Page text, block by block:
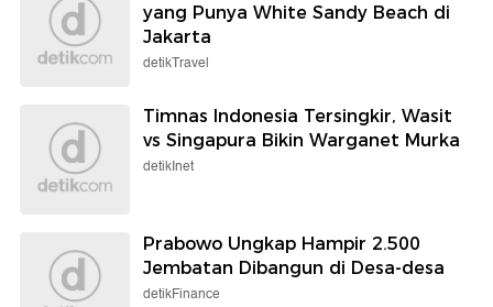
yang Punya White Sandy Beach di
Jakarta
detikTravel
Timnas Indonesia Tersingkir, Wasit
vs Singapura Bikin Warganet Murka
detikInet
Prabowo Ungkap Hampir 2.500
Jembatan Dibangun di Desa-desa
detikFinance